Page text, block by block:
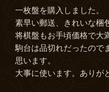
一枚盤を購入しました。
素早い郵送、きれいな梱
将棋盤もお手頃価格で大
駒台は品切れだったので
思います。
大事に使います。ありが